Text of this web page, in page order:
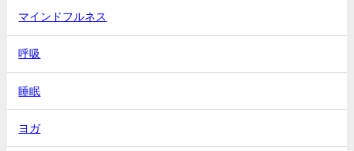
マインドフルネス
呼吸
睡眠
ヨガ